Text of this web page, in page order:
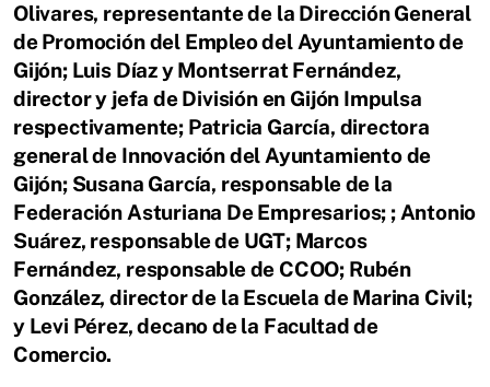
Olivares, representante de la Dirección General
de Promoción del Empleo del Ayuntamiento de
Gijón; Luis Díaz y Montserrat Fernández,
director y jefa de División en Gijón Impulsa
respectivamente; Patricia García, directora
general de Innovación del Ayuntamiento de
Gijón; Susana García, responsable de la
Federación Asturiana De Empresarios; ; Antonio
Suárez, responsable de UGT; Marcos
Fernández, responsable de CCOO; Rubén
González, director de la Escuela de Marina Civil;
y Levi Pérez, decano de la Facultad de
Comercio.